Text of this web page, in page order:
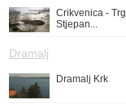
Crikvenica - Trg
Stjepan...
Dramalj
Dramalj Krk